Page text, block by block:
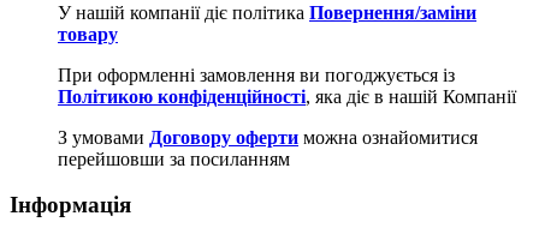
У нашій компанії діє політика Повернення/заміни
товару
При оформленні замовлення ви погоджується із
Політикою конфіденційності, яка діє в нашій Компанії
З умовами Договору оферти можна ознайомитися
перейшовши за посиланням
Інформація